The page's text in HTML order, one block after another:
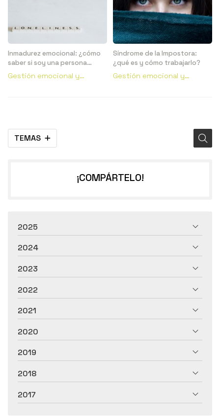
TEMAS
Inmadurez emocional: ¿cómo
saber si soy una persona
emocionalmente inmadura?
Gestión emocional y
Síndrome de la Impostora:
¿qué es y cómo trabajarlo?
Gestión emocional y
¡COMPÁRTELO!
2025
2024
2023
2022
2021
2020
2019
2018
2017